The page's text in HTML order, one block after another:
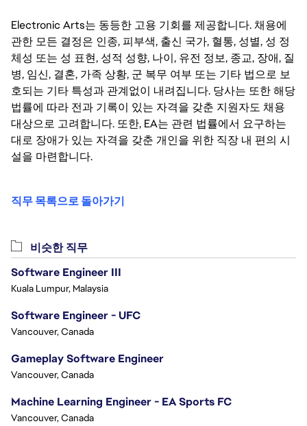
Electronic Arts는 동등한 고용 기회를 제공합니다. 채용에
관한 모든 결정은 인종, 피부색, 출신 국가, 혈통, 성별, 성 정
체성 또는 성 표현, 성적 성향, 나이, 유전 정보, 종교, 장애, 질
병, 임신, 결혼, 가족 상황, 군 복무 여부 또는 기타 법으로 보
호되는 기타 특성과 관계없이 내려집니다. 당사는 또한 해당
법률에 따라 전과 기록이 있는 자격을 갖춘 지원자도 채용
대상으로 고려합니다. 또한, EA는 관련 법률에서 요구하는
대로 장애가 있는 자격을 갖춘 개인을 위한 직장 내 편의 시
설을 마련합니다.
직무 목록으로 돌아가기
비슷한 직무
Software Engineer III
Kuala Lumpur, Malaysia
Software Engineer - UFC
Vancouver, Canada
Gameplay Software Engineer
Vancouver, Canada
Machine Learning Engineer - EA Sports FC
Vancouver, Canada